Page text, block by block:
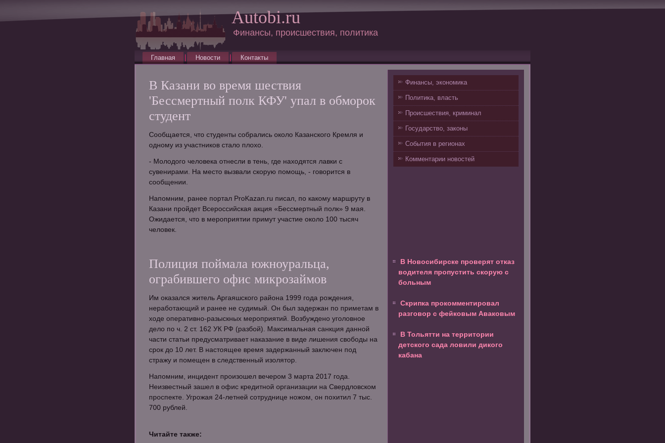
Autobi.ru
Финансы, происшествия, политика
Главная Новости Контакты
В Казани во время шествия
'Бессмертный полк КФУ' упал в обморок
студент
Сообщается, что студенты собрались около Казанского Кремля и
одному из участников стало плохо.
- Молодого человека отнесли в тень, где находятся лавки с
сувенирами. На место вызвали скорую помощь, - говорится в
сообщении.
Напомним, ранее портал ProKazan.ru писал, по какому маршруту в
Казани пройдет Всероссийская акция «Бессмертный полк» 9 мая.
Ожидается, что в мероприятии примут участие около 100 тысяч
человек.
Полиция поймала южноуральца,
ограбившего офис микрозаймов
Им оказался житель Аргаяшского района 1999 года рождения,
неработающий и ранее не судимый. Он был задержан по приметам в
ходе оперативно-разыскных мероприятий. Возбуждено уголовное
дело по ч. 2 ст. 162 УК РФ (разбой). Максимальная санкция данной
части статьи предусматривает наказание в виде лишения свободы на
срок до 10 лет. В настоящее время задержанный заключен под
стражу и помещен в следственный изолятор.
Напомним, инцидент произошел вечером 3 марта 2017 года.
Неизвестный зашел в офис кредитной организации на Свердловском
проспекте. Угрожая 24-летней сотруднице ножом, он похитил 7 тыс.
700 рублей.
Читайте также:
Финансы, экономика
Политика, власть
Происшествия, криминал
Государство, законы
События в регионах
Комментарии новостей
В Новосибирске проверят отказ
водителя пропустить скорую с
больным
Скрипка прокомментировал
разговор с фейковым Аваковым
В Тольятти на территории
детского сада ловили дикого
кабана